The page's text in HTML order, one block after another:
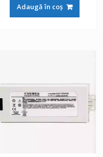
Adaugă în coș